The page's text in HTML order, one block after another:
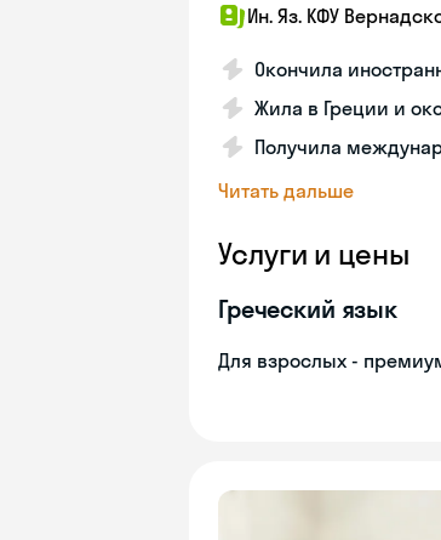
Ин. Яз. КФУ
Окончила
Жила в Греции и
Получила
Читать дальше
Услуги и цены
Греческий язык
Для взрослых -